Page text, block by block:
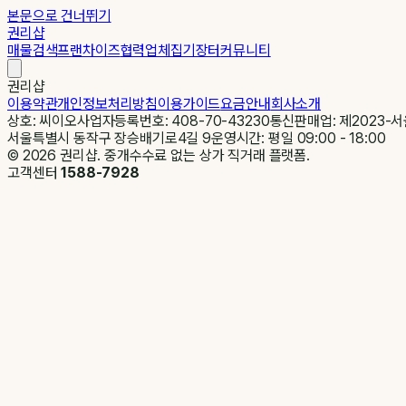
본문으로 건너뛰기
권리샵
매물검색프랜차이즈협력업체집기장터커뮤니티
권리샵
이용약관개인정보처리방침이용가이드요금안내회사소개
상호: 씨이오사업자등록번호: 408-70-43230통신판매업: 제2023-
서울특별시 동작구 장승배기로4길 9운영시간: 평일 09:00 - 18:00
© 2026 권리샵. 중개수수료 없는 상가 직거래 플랫폼.
고객센터1588-7928